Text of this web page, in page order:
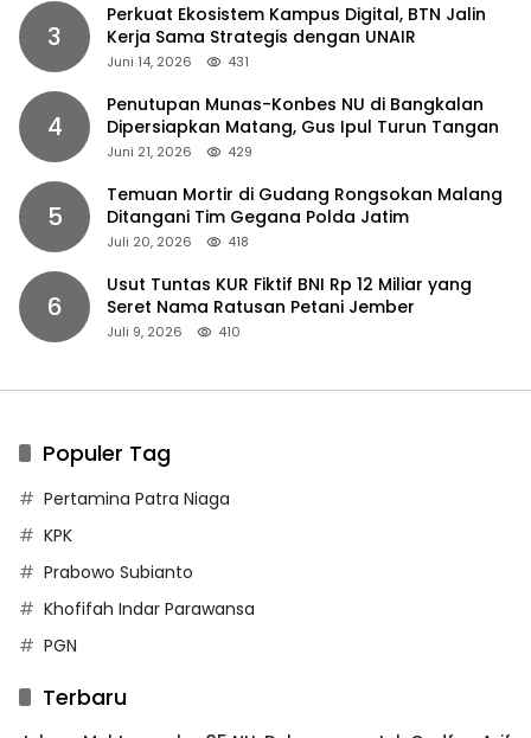
3
Perkuat Ekosistem Kampus Digital, BTN Jalin
Kerja Sama Strategis dengan UNAIR
Juni 14, 2026 431
4
Penutupan Munas-Konbes NU di Bangkalan
Dipersiapkan Matang, Gus Ipul Turun Tangan
Juni 21, 2026 429
5
Temuan Mortir di Gudang Rongsokan Malang
Ditangani Tim Gegana Polda Jatim
Juli 20, 2026 418
6
Usut Tuntas KUR Fiktif BNI Rp 12 Miliar yang
Seret Nama Ratusan Petani Jember
Juli 9, 2026 410
Populer Tag
Pertamina Patra Niaga
KPK
Prabowo Subianto
Khofifah Indar Parawansa
PGN
Terbaru